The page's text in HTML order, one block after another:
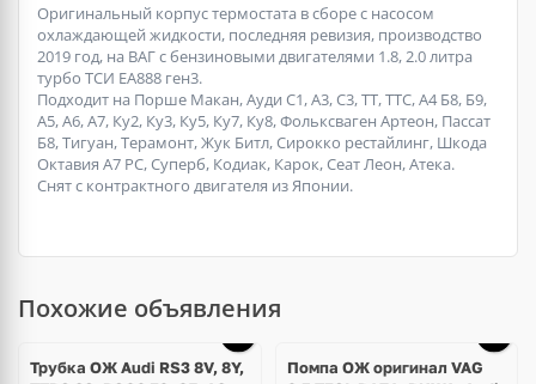
Оригинальный корпус термостата в сборе с насосом
охлаждающей жидкости, последняя ревизия, производство
2019 год, на ВАГ с бензиновыми двигателями 1.8, 2.0 литра
турбо ТСИ ЕА888 ген3.
Подходит на Порше Макан, Ауди С1, А3, С3, ТТ, ТТС, А4 Б8, Б9,
А5, А6, А7, Ку2, Ку3, Ку5, Ку7, Ку8, Фольксваген Артеон, Пассат
Б8, Тигуан, Терамонт, Жук Битл, Сирокко рестайлинг, Шкода
Октавия А7 РС, Суперб, Кодиак, Карок, Сеат Леон, Атека.
Снят с контрактного двигателя из Японии.
Похожие объявления
Трубка ОЖ Audi RS3 8V, 8Y,
Помпа ОЖ оригинал VAG